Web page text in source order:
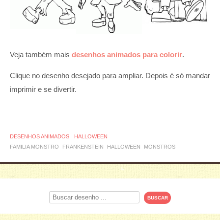
Veja também mais desenhos animados para colorir.
Clique no desenho desejado para ampliar. Depois é só mandar
imprimir e se divertir.
DESENHOS ANIMADOS
HALLOWEEN
FAMILIA MONSTRO
FRANKENSTEIN HALLOWEEN MONSTROS
Procurar